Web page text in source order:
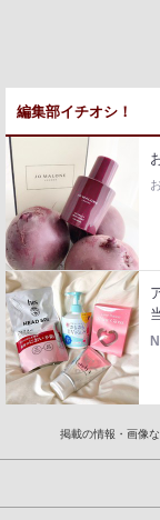
編集部イチオシ！
掲載の情報・画像